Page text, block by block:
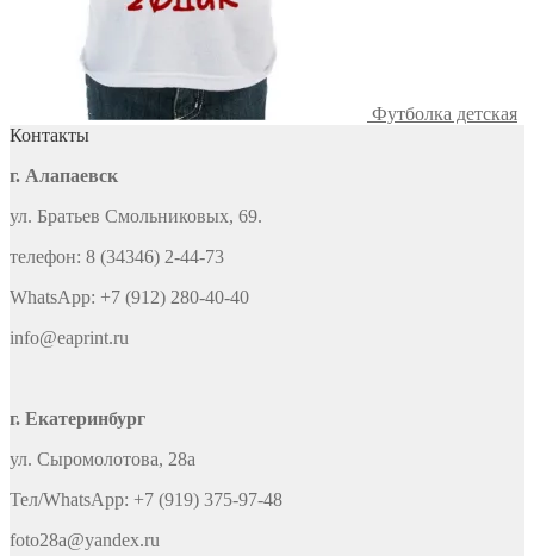
Футболка детская
Контакты
г. Алапаевск
ул. Братьев Смольниковых, 69.
телефон: 8 (34346) 2-44-73
WhatsApp: +7 (912) 280-40-40
info@eaprint.ru
г. Екатеринбург
ул. Сыромолотова, 28а
Тел/WhatsApp: +7 (919) 375-97-48
foto28a@yandex.ru